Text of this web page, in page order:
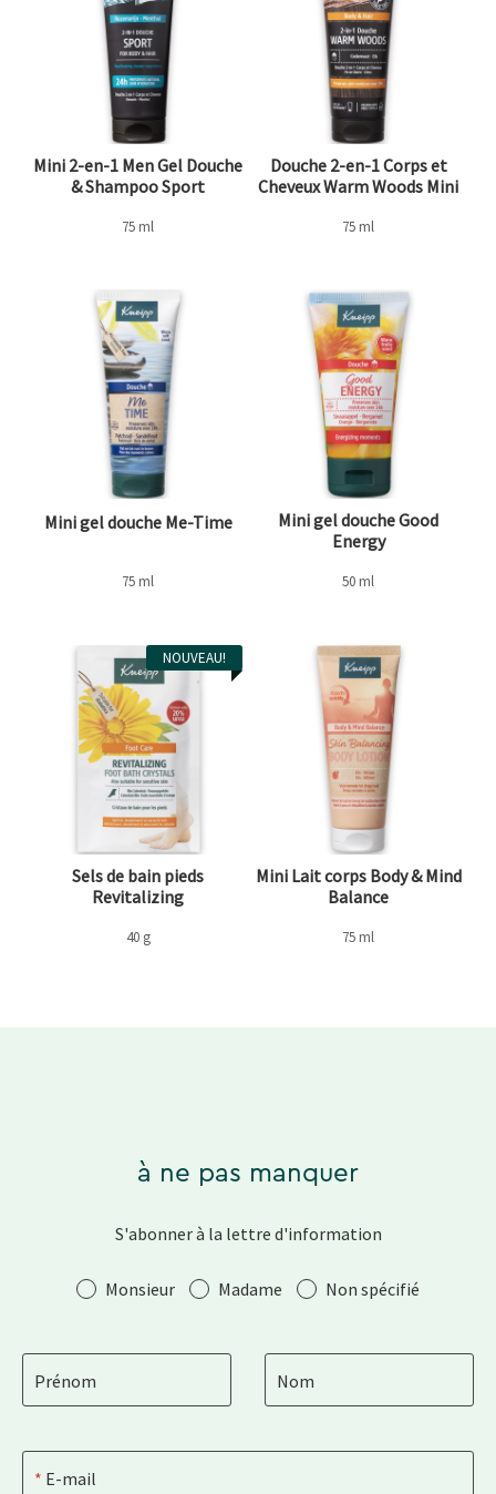
Mini 2-en-1 Men Gel Douche
& Shampoo Sport
75 ml
Douche 2-en-1 Corps et
Cheveux Warm Woods Mini
75 ml
Mini gel douche Me-Time
75 ml
Mini gel douche Good
Energy
50 ml
NOUVEAU!
Sels de bain pieds
Revitalizing
40 g
Mini Lait corps Body & Mind
Balance
75 ml
à ne pas manquer
S'abonner à la lettre d'information
SalutationMonsieur Madame Non spécifié
Prénom Nom
E-mail